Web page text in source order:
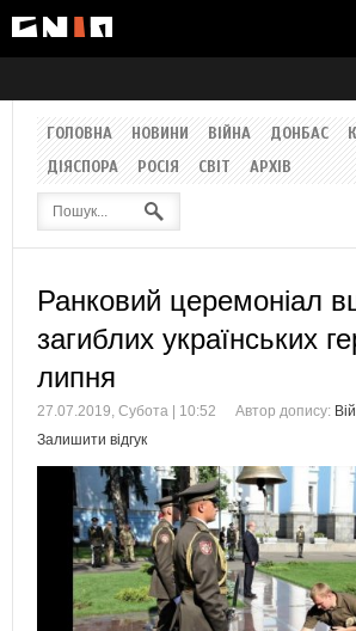
ГОЛОВНА НОВИНИ ВІЙНА ДОНБАС
ДІЯСПОРА
РОСІЯ СВІТ АРХІВ
Ранковий церемоніал
загиблих українських
липня
27.07.2019, Субота | 10:52 Автор допису:
Залишити відгук